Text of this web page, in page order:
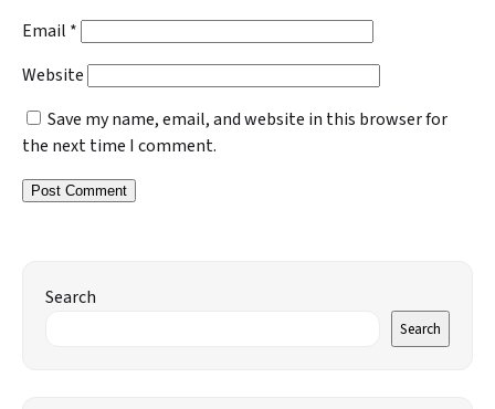
Email *
Website
Save my name, email, and website in this browser for
the next time I comment.
Search
Search